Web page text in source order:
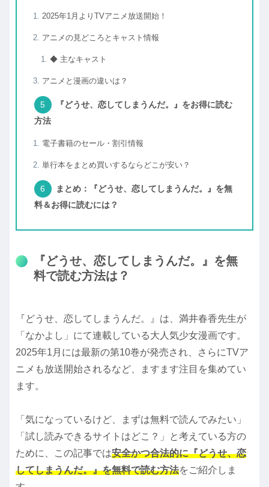
2025年1月よりTVアニメ放送開始！
アニメの見どころとキャスト情報
◆ 主なキャスト
アニメと漫画の違いは？
『どうせ、恋してしまうんだ。』をお得に読む
方法
電子書籍のセール・割引情報
単行本をまとめ買いするならどこが安い？
まとめ：『どうせ、恋してしまうんだ。』を無
料＆お得に読むには？
『どうせ、恋してしまうんだ。』を無
料で読む方法は？
『どうせ、恋してしまうんだ。』は、満井春香先生が
「なかよし」にて連載している大人気少女漫画です。
2025年1月には最新の第10巻が発売され、さらにTVア
ニメも放送開始されるなど、ますます注目を集めてい
ます。
「気になっているけど、まずは無料で読んでみたい」
「試し読みできるサイトはどこ？」と考えている方の
ために、この記事では安全かつ合法的に『どうせ、恋
してしまうんだ。』を無料で読む方法をご紹介しま